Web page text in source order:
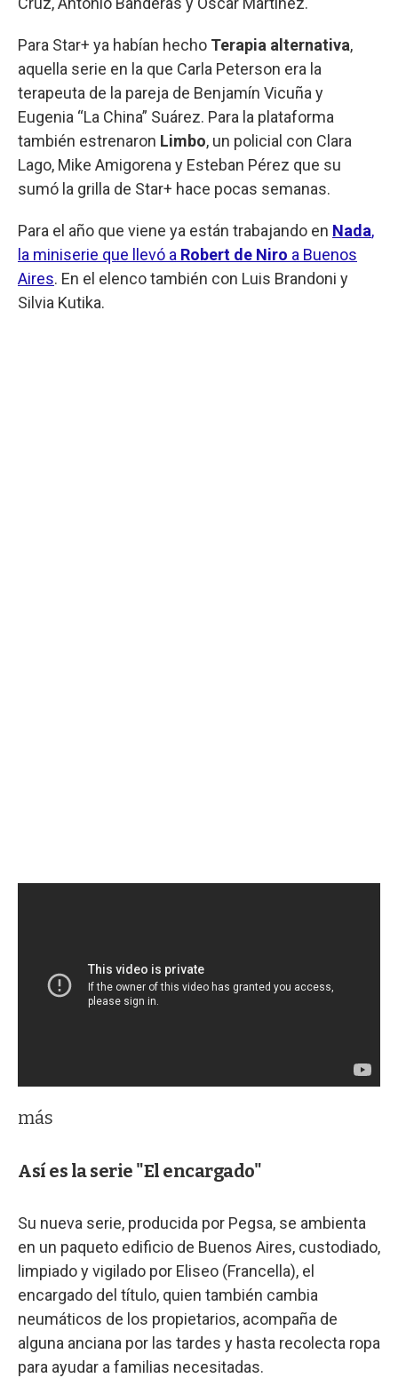
Para Star+ ya habían hecho Terapia alternativa,
aquella serie en la que Carla Peterson era la
terapeuta de la pareja de Benjamín Vicuña y
Eugenia “La China” Suárez. Para la plataforma
también estrenaron Limbo, un policial con Clara
Lago, Mike Amigorena y Esteban Pérez que su
sumó la grilla de Star+ hace pocas semanas.
Para el año que viene ya están trabajando en Nada,
la miniserie que llevó a Robert de Niro a Buenos
Aires. En el elenco también con Luis Brandoni y
Silvia Kutika.
más
Así es la serie "El encargado"
Su nueva serie, producida por Pegsa, se ambienta
en un paqueto edificio de Buenos Aires, custodiado,
limpiado y vigilado por Eliseo (Francella), el
encargado del título, quien también cambia
neumáticos de los propietarios, acompaña de
alguna anciana por las tardes y hasta recolecta ropa
para ayudar a familias necesitadas.